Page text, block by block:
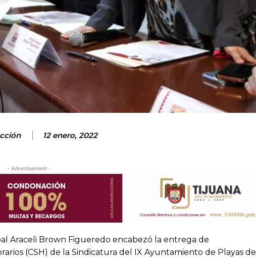
12 enero, 2022
- Advertisement -
Araceli Brown Figueredo encabezó la entrega de
(CSH) de la Sindicatura del IX Ayuntamiento de Playas de